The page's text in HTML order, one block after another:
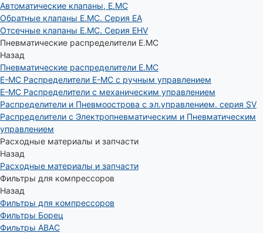
Автоматические клапаны, Е.МС
Обратные клапаны E.MC. Серия EA
Отсечные клапаны E.MC. Серия EHV
Пневматические распределители E.MC
Назад
Пневматические распределители E.MC
E-MC Распределители E-MC с ручным управлением
E-MC Распределители с механическим управлением
Распределители и Пневмоострова с эл.управлением. серия SV
Распределители с Электропневматическим и Пневматическим
управлением
Расходные материалы и запчасти
Назад
Расходные материалы и запчасти
Фильтры для компрессоров
Назад
Фильтры для компрессоров
Фильтры Борец
Фильтры ABAC